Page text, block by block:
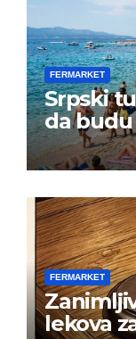
FERMARKET
Srpski
da
FERMARKET
lekova